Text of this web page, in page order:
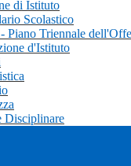
di Istituto
Scolastico
Piano Triennale
d'Istituto
Disciplinare